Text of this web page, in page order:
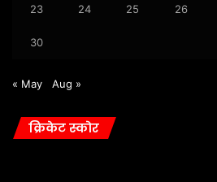
23 24 25 26
30
« May Aug »
क्रिकेट स्कोर